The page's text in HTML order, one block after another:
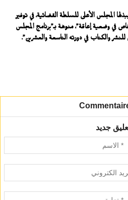
المجلس الأعلى للسلطة القضائية، في توفير
في وضعية إعاقة”، منوهة بـ”برنامج المجلس
والكتاب في دورته التاسعة والعشرين”.
جديد